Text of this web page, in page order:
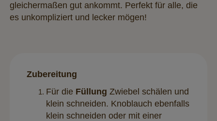
gleichermaßen gut ankommt. Perfekt für alle, die
es unkompliziert und lecker mögen!
Zubereitung
Für die Füllung Zwiebel schälen und
klein schneiden. Knoblauch ebenfalls
klein schneiden oder mit einer